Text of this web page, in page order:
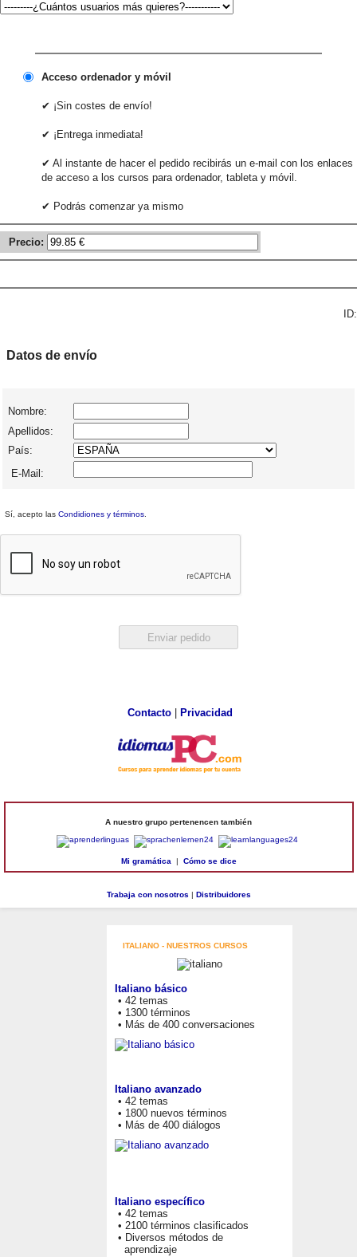
Acceso ordenador y móvil
✔ ¡Sin costes de envío!
✔ ¡Entrega inmediata!
✔ Al instante de hacer el pedido recibirás un e-mail con los enlaces
de acceso a los cursos para ordenador, tableta y móvil.
✔ Podrás comenzar ya mismo
Precio:
ID:
Datos de envío
Nombre:
Apellidos:
País:
E-Mail:
Sí, acepto las Condidiones y términos.
Contacto| Privacidad
A nuestro grupo pertenencen también
Mi gramática| Cómo se dice
Trabaja con nosotros Distribuidores
ITALIANO - NUESTROS CURSOS
Italiano básico
• 42 temas
• 1300 términos
• Más de 400 conversaciones
Italiano avanzado
• 42 temas
• 1800 nuevos términos
• Más de 400 diálogos
Italiano específico
• 42 temas
• 2100 términos clasificados
• Diversos métodos de
aprendizaje